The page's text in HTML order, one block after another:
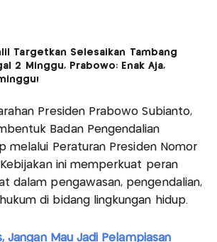
Targetkan Selesaikan Tambang
2 Minggu, Prabowo: Enak Aja,
Presiden Prabowo Subianto,
Badan Pengendalian
melalui Peraturan Presiden Nomor
Kebijakan ini memperkuat peran
dalam pengawasan, pengendalian,
di bidang lingkungan hidup.
Jangan Mau Jadi Pelampiasan